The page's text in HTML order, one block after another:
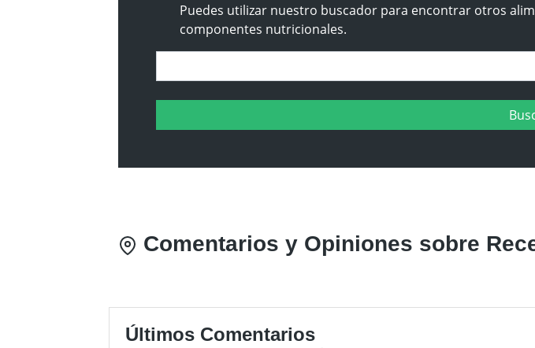
Puedes utilizar nuestro buscador para encontrar otros
componentes nutricionales.
Comentarios y Opiniones sobre
Últimos Comentarios